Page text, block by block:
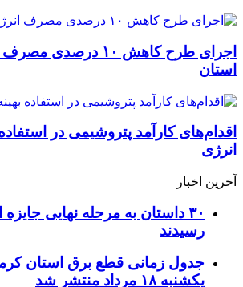
اجرای طرح کاهش ۱۰
استان
اقدام‌های کارآمد پتروشیمی در استفاده
انرژی
آخرین اخبار
۳۰ داستان به مرحله نهایی
رسیدند
جدول زمانی قطع برق استان
یکشنبه ۱۸ مرداد منتشر شد